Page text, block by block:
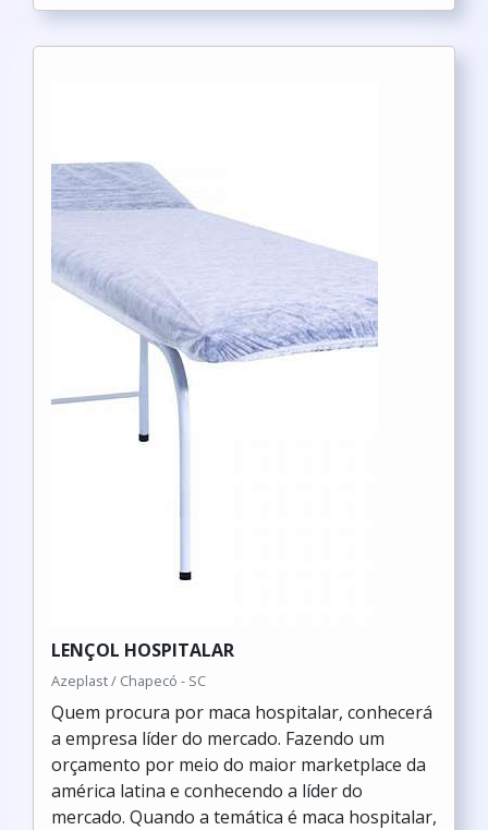
LENÇOL HOSPITALAR
Azeplast / Chapecó - SC
Quem procura por maca hospitalar, conhecerá
a empresa líder do mercado. Fazendo um
orçamento por meio do maior marketplace da
américa latina e conhecendo a líder do
mercado. Quando a temática é maca hospitalar,